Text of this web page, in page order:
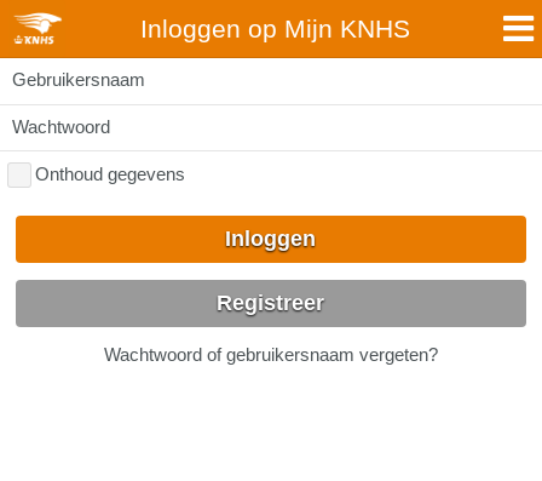
Inloggen op Mijn KNHS
Gebruikersnaam
Wachtwoord
Onthoud gegevens
Inloggen
Registreer
Wachtwoord of gebruikersnaam vergeten?